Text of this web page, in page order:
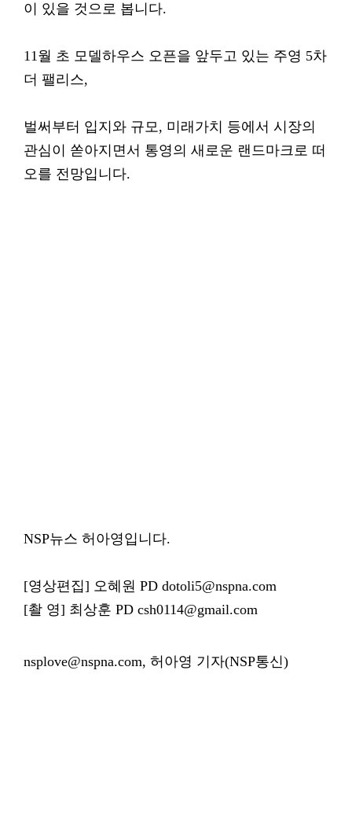
이 있을 것으로 봅니다.
11월 초 모델하우스 오픈을 앞두고 있는 주영 5차
더 팰리스,
벌써부터 입지와 규모, 미래가치 등에서 시장의
관심이 쏟아지면서 통영의 새로운 랜드마크로 떠
오를 전망입니다.
NSP뉴스 허아영입니다.
[영상편집] 오혜원 PD dotoli5@nspna.com
[촬 영] 최상훈 PD csh0114@gmail.com
nsplove@nspna.com, 허아영 기자(NSP통신)